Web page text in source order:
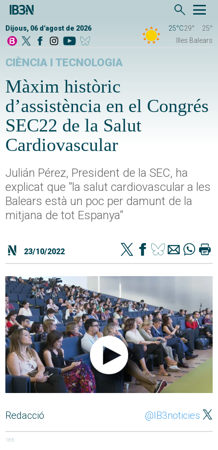
Dijous, 06 d'agost de 2026 25°C29°
25°
Illes Balears
CIÈNCIA I TECNOLOGIA
Màxim històric
d’assistència en el Congrés
SEC22 de la Salut
Cardiovascular
Julián Pérez, President de la SEC, ha
explicat que "la salut cardiovascular a les
Balears està un poc per damunt de la
mitjana de tot Espanya"
23/10/2022
Redacció @IB3noticies
186